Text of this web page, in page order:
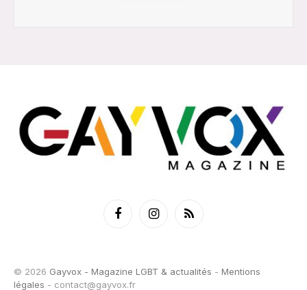
FacebookInstagramRSS
© 2026 Gayvox - Magazine LGBT & actualités - Mentions
légales - contact@gayvox.fr